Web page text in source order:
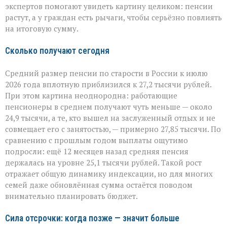
выплаты
экспертов помогают увидеть картину целиком: пенсии
растут, а у граждан есть рычаги, чтобы серьёзно повлиять
на итоговую сумму.
Сколько получают сегодня
Средний размер пенсии по старости в России к июлю
2026 года вплотную приблизился к 27,2 тысячи рублей.
При этом картина неоднородна: работающие
пенсионеры в среднем получают чуть меньше — около
24,9 тысячи, а те, кто вышел на заслуженный отдых и не
совмещает его с занятостью, — примерно 27,85 тысячи. По
сравнению с прошлым годом выплаты ощутимо
подросли: ещё 12 месяцев назад средняя пенсия
держалась на уровне 25,1 тысячи рублей. Такой рост
отражает общую динамику индексации, но для многих
семей даже обновлённая сумма остаётся поводом
внимательно планировать бюджет.
Сила отсрочки: когда позже — значит больше